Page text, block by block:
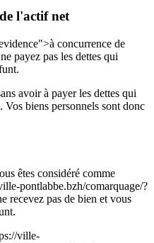
l'actif net
concurrence de
payez pas les dettes qui
avoir à payer les dettes qui
Vos biens personnels sont donc
êtes considéré comme
pontlabbe.bzh/comarquage/?
recevez pas de bien et vous
ville-